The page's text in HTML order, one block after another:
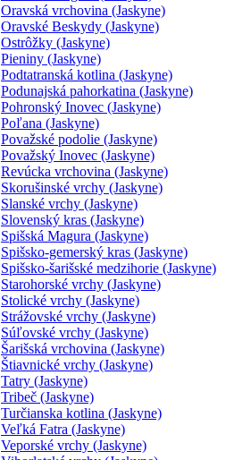
Oravská vrchovina (Jaskyne)
Oravské Beskydy (Jaskyne)
Ostrôžky (Jaskyne)
Pieniny (Jaskyne)
Podtatranská kotlina (Jaskyne)
Podunajská pahorkatina (Jaskyne)
Pohronský Inovec (Jaskyne)
Poľana (Jaskyne)
Považské podolie (Jaskyne)
Považský Inovec (Jaskyne)
Revúcka vrchovina (Jaskyne)
Skorušinské vrchy (Jaskyne)
Slanské vrchy (Jaskyne)
Slovenský kras (Jaskyne)
Spišská Magura (Jaskyne)
Spišsko-gemerský kras (Jaskyne)
Spišsko-šarišské medzihorie (Jaskyne)
Starohorské vrchy (Jaskyne)
Stolické vrchy (Jaskyne)
Strážovské vrchy (Jaskyne)
Súľovské vrchy (Jaskyne)
Šarišská vrchovina (Jaskyne)
Štiavnické vrchy (Jaskyne)
Tatry (Jaskyne)
Tribeč (Jaskyne)
Turčianska kotlina (Jaskyne)
Veľká Fatra (Jaskyne)
Veporské vrchy (Jaskyne)